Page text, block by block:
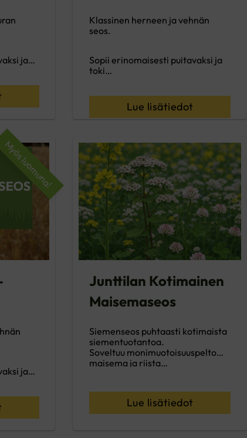
ja…
Klassinen herneen ja vehnän
seos.
Sopii erinomaisesti puitavaksi ja
toki…
Lue lisätiedot
Myös luomuna!
ja…
Junttilan Kotimainen
Maisemaseos
Siemenseos puhtaasti kotimaista
siementuotantoa.
Soveltuu monimuotoisuuspelto
maisema ja riista…
Lue lisätiedot